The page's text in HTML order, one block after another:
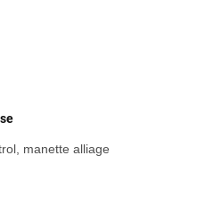
manette alliage